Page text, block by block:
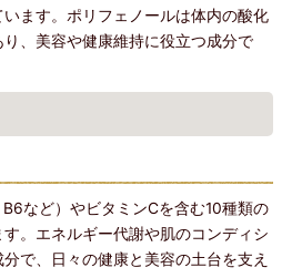
ます。ポリフェノールは体内の酸化
、美容や健康維持に役立つ成分で
など）やビタミンCを含む10種類の
。エネルギー代謝や肌のコンディシ
で、日々の健康と美容の土台を支え